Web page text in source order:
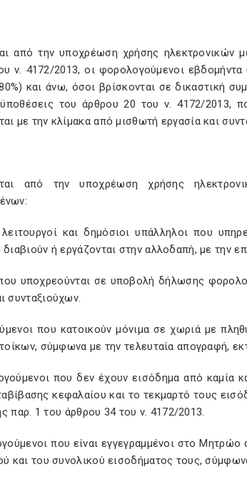
από την υποχρέωση χρήσης
ν. 4172/2013, οι φορολογούμενοι
και άνω, όσοι βρίσκονται σε δικαστική
του άρθρου 20 του ν. 4172/2013,
με την κλίμακα από μισθωτή εργασία και
από την υποχρέωση χρήσης
και δημόσιοι υπάλληλοι που
ή εργάζονται στην αλλοδαπή, με την
υποχρεούνται σε υποβολή δήλωσης
συνταξιούχων.
που κατοικούν μόνιμα σε χωριά με
σύμφωνα με την τελευταία απογραφή,
που δεν έχουν εισόδημα από καμία
κεφαλαίου και το τεκμαρτό τους
παρ. 1 του άρθρου 34 του ν. 4172/2013.
που είναι εγγεγραμμένοι στο
και του συνολικού εισοδήματος τους,